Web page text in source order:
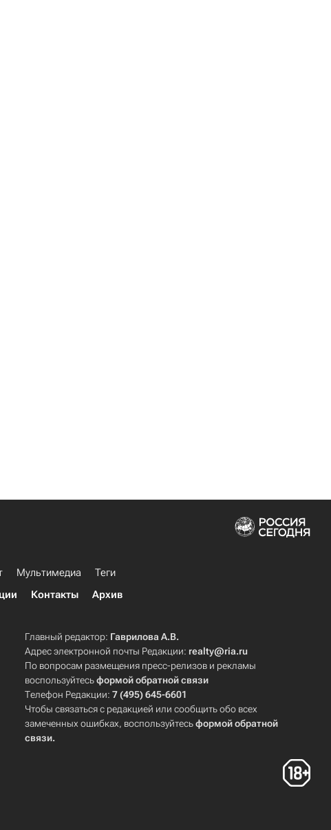
Мультимедиа
Теги
Контакты Архив
Главный редактор: Гаврилова А.В.
Адрес электронной почты Редакции: realty@ria.ru
По вопросам размещения пресс-релизов и рекламы
воспользуйтесьформой обратной связи
Телефон Редакции:7 (495) 645-6601
Чтобы связаться с редакцией или сообщить обо всех
замеченных ошибках, воспользуйтесьформой обратной
связи.